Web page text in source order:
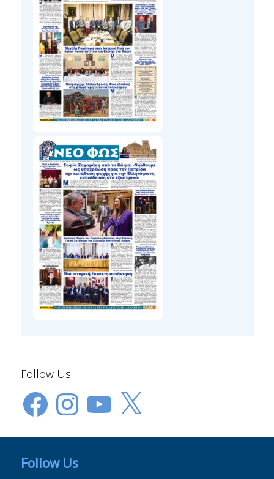
Follow Us
FacebookInstagramYouTube
X
Follow Us